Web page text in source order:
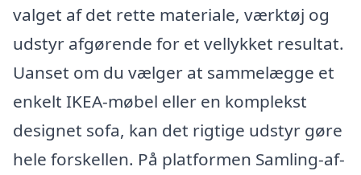
valget af det rette materiale, værktøj og
udstyr afgørende for et vellykket resultat.
Uanset om du vælger at sammelægge et
enkelt IKEA-møbel eller en komplekst
designet sofa, kan det rigtige udstyr gøre
hele forskellen. På platformen Samling-af-